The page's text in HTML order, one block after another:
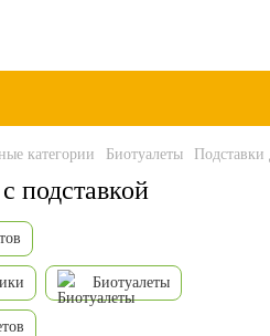
категории Биотуалеты Подставки
подставкой
Биотуалеты